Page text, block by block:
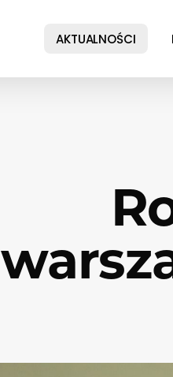
AKTUALNOŚCI